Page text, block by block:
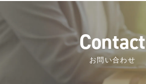
Contact
お問い合わせ